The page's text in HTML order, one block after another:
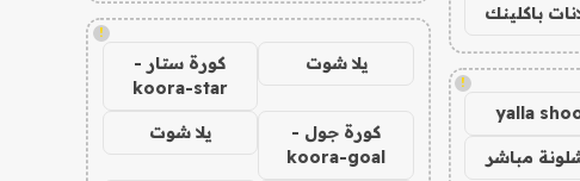
باكلينك
!
yalla
مباشر
!
يلا شوت
كورة ستار -
koora-star
كورة جول -
koora-goal
يلا شوت